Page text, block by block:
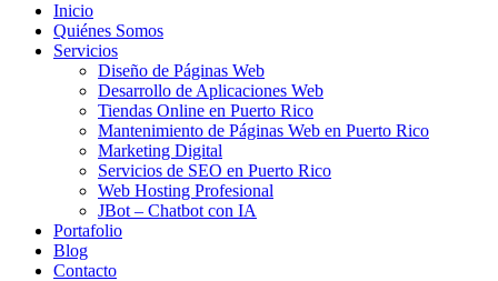
Inicio
Quiénes Somos
Servicios
Diseño de Páginas Web
Desarrollo de Aplicaciones Web
Tiendas Online en Puerto Rico
Mantenimiento de Páginas Web en Puerto Rico
Marketing Digital
Servicios de SEO en Puerto Rico
Web Hosting Profesional
JBot – Chatbot con IA
Portafolio
Blog
Contacto